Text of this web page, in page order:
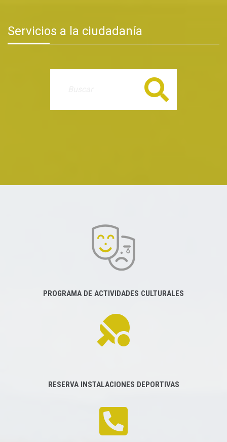
Servicios a la ciudadanía
Buscar
PROGRAMA DE ACTIVIDADES CULTURALES
RESERVA INSTALACIONES DEPORTIVAS